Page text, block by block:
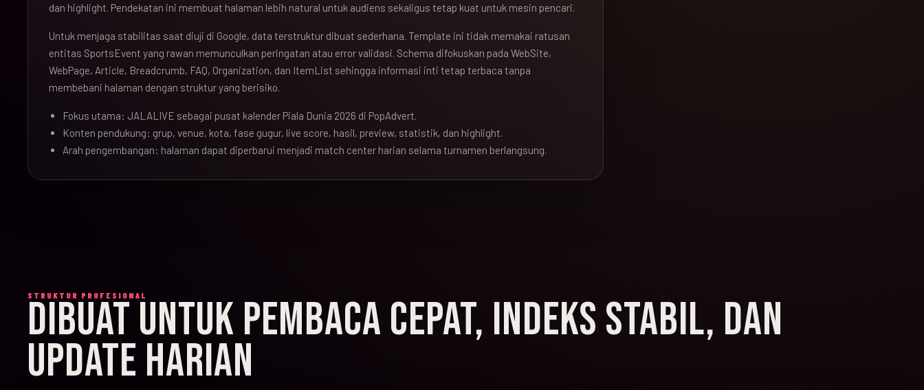
dan highlight. Pendekatan ini membuat halaman lebih natural untuk audiens sekaligus tetap kuat untuk mesin pencari.
Untuk menjaga stabilitas saat diuji di Google, data terstruktur dibuat sederhana. Template ini tidak memakai ratusan
entitas SportsEvent yang rawan memunculkan peringatan atau error validasi. Schema difokuskan pada WebSite,
WebPage, Article, Breadcrumb, FAQ, Organization, dan ItemList sehingga informasi inti tetap terbaca tanpa
membebani halaman dengan struktur yang berisiko.
Fokus utama: JALALIVE sebagai pusat kalender Piala Dunia 2026 di PopAdvert.
Konten pendukung: grup, venue, kota, fase gugur, live score, hasil, preview, statistik, dan highlight.
Arah pengembangan: halaman dapat diperbarui menjadi match center harian selama turnamen berlangsung.
STRUKTUR PROFESIONAL
DIBUAT UNTUK PEMBACA CEPAT, INDEKS STABIL, DAN
UPDATE HARIAN